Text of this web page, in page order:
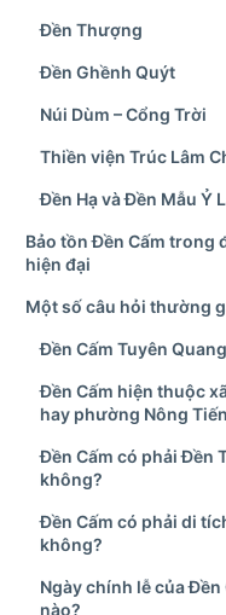
Theo địa giới hành
thuộc khu vực
Tuyên Quang.
chính năm 2025,
xã Tràng Đà,
số tư liệu cũ hơn,
16 của xã Tràng Đà.
Đền Thượng
Đền Ghềnh Quýt
Núi Dùm – Cổng Trời
Thiền viện Trúc Lâm
Đền Hạ và Đền Mẫu Ỷ
Bảo tồn Đền Cấm trong
hiện đại
Một số câu hỏi thường
Đền Cấm Tuyên
Đền Cấm hiện thuộc
hay phường Nông
Đền Cấm có phải Đền
không?
Đền Cấm có phải di
không?
Ngày chính lễ của Đền
nào?